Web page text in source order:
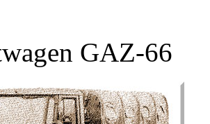
GAZ-66